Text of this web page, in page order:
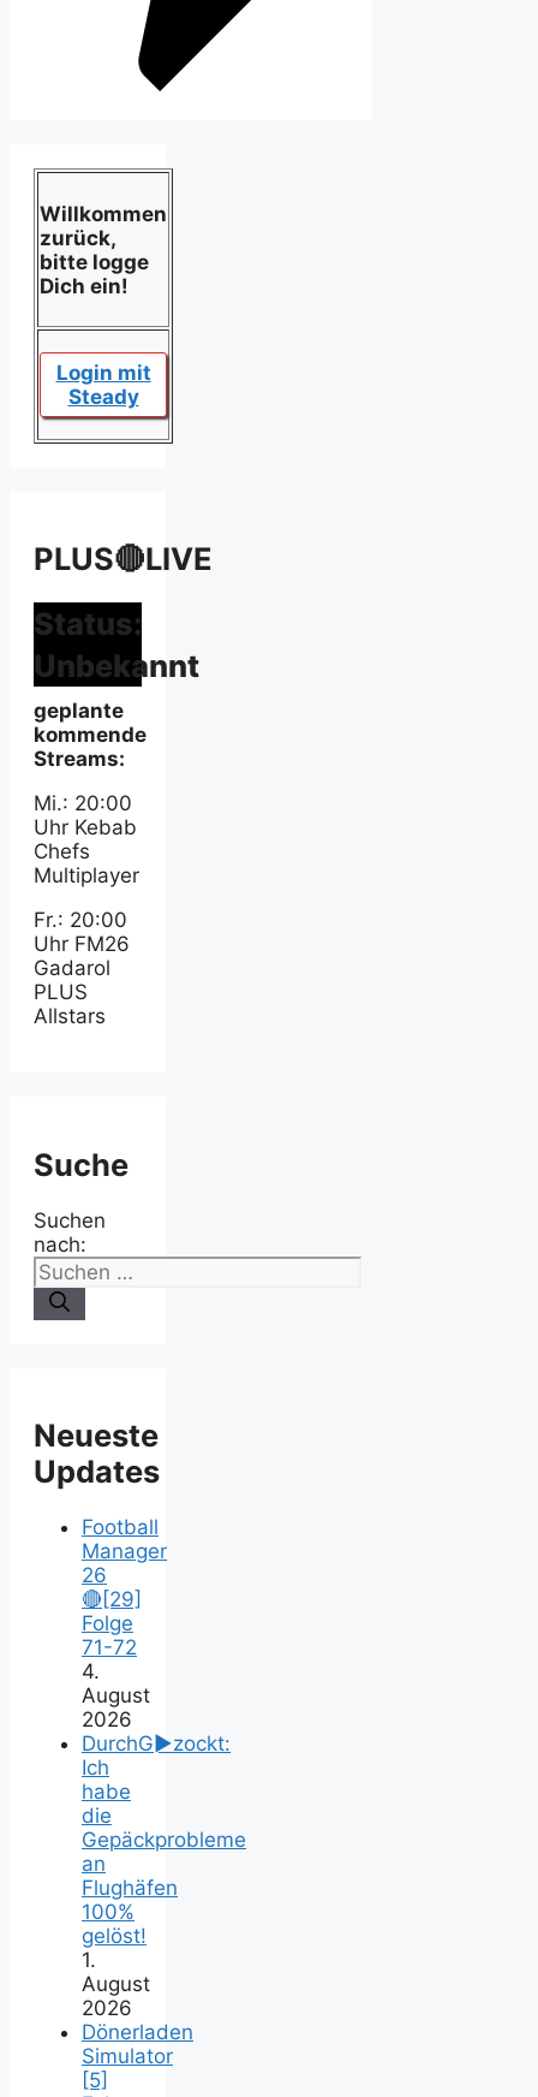
Willkommen
zurück,
bitte logge
Dich ein!
Login mit
Steady
PLUS🔴LIVE
Status:
Unbekannt
geplante
kommende
Streams:
Mi.: 20:00
Uhr Kebab
Chefs
Multiplayer
Fr.: 20:00
Uhr FM26
Gadarol
PLUS
Allstars
Suche
Suchen
nach:
Neueste
Updates
Football
Manager
26
🔴[29]
Folge
71-72
4.
August
2026
DurchG►zockt:
Ich
habe
die
Gepäckprobleme
an
Flughäfen
100%
gelöst!
1.
August
2026
Dönerladen
Simulator
[5]